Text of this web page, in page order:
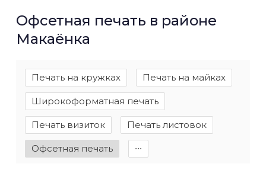
Офсетная печать в районе
Макаёнка
Печать на кружках Печать на майках
Широкоформатная печать
Печать визиток Печать листовок
Офсетная печать ∙∙∙